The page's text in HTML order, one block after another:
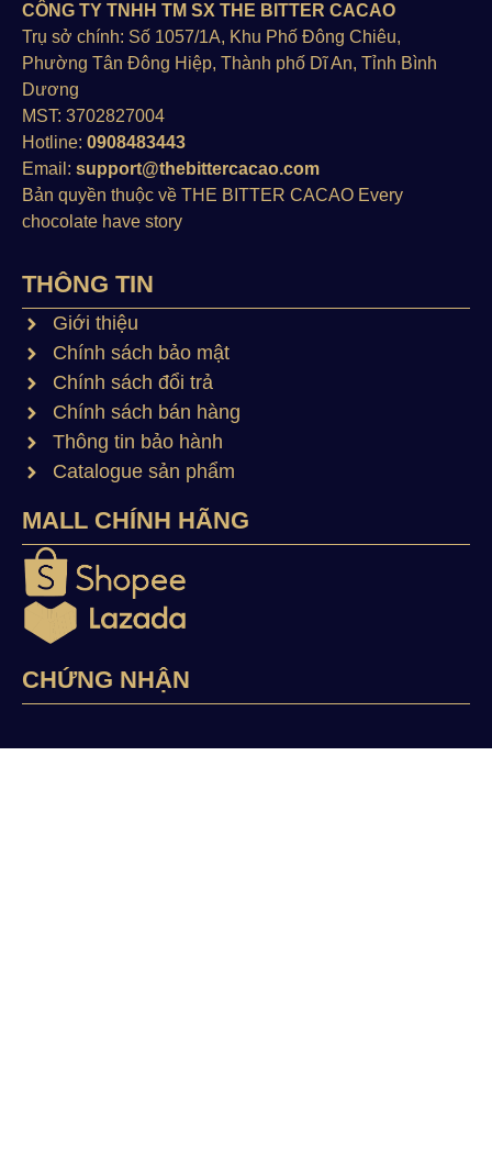
CÔNG TY TNHH TM SX THE BITTER CACAO
Trụ sở chính: Số 1057/1A, Khu Phố Đông Chiêu,
Phường Tân Đông Hiệp, Thành phố Dĩ An, Tỉnh Bình
Dương
MST: 3702827004
Hotline: 0908483443
Email: support@thebittercacao.com
Bản quyền thuộc về THE BITTER CACAO Every
chocolate have story
THÔNG TIN
Giới thiệu
Chính sách bảo mật
Chính sách đổi trả
Chính sách bán hàng
Thông tin bảo hành
Catalogue sản phẩm
MALL CHÍNH HÃNG
CHỨNG NHẬN